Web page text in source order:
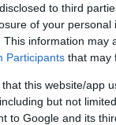
to third
of your personal
This information may
Participants that may
that this website/app
but not
to Google and its
χυδαιότητας
ονομαστικά για
Υπουργός